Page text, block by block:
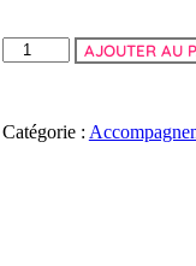
AJOUTER AU
Catégorie :